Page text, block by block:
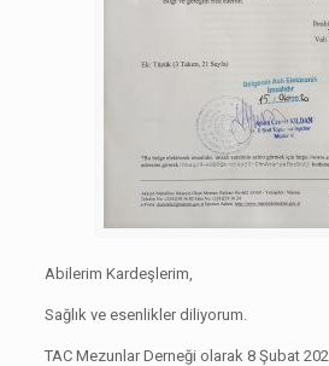
Abilerim Kardeşlerim,
Sağlık ve esenlikler diliyorum.
TAC Mezunlar Derneği olarak 8 Şubat